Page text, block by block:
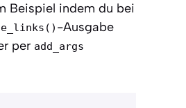
Beispiel indem du bei
-Ausgabe
per add_args